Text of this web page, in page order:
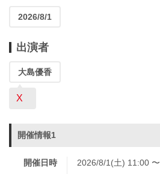
2026/8/1
出演者
大島優香
X
開催情報1
開催日時 2026/8/1(土) 11:00 〜